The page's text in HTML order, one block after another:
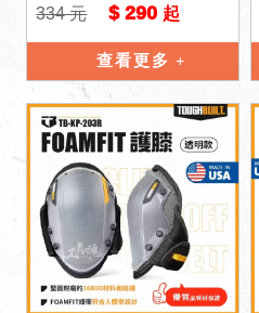
環 工具掛勾 TB 托比爾
工具吊掛 TO
334 元 $ 290 起
查看更多